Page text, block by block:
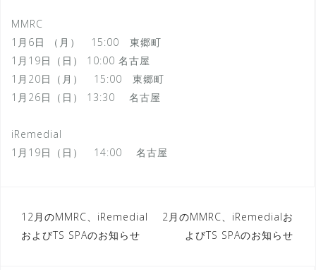
MMRC
1月6日 （月） 15:00 東郷町
1月19日（日） 10:00 名古屋
1月20日（月） 15:00 東郷町
1月26日（日） 13:30 名古屋
iRemedial
1月19日（日） 14:00 名古屋
投
稿
12月のMMRC、iRemedial
およびTS SPAのお知らせ
2月のMMRC、iRemedialお
よびTS SPAのお知らせ